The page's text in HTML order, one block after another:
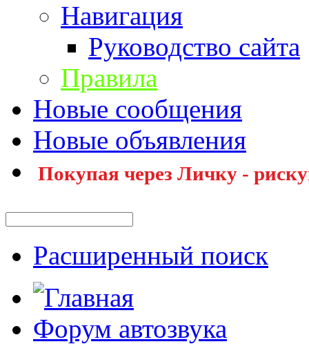
Навигация
Руководство сайта
Правила
Новые сообщения
Новые объявления
Покупая через Личку -
Расширенный поиск
Форум автозвука